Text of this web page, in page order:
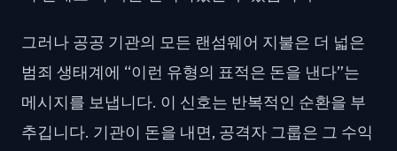
그러나 공공 기관의 모든 랜섬웨어 지불은 더 넓은
범죄 생태계에 “이런 유형의 표적은 돈을 낸다”는
메시지를 보냅니다. 이 신호는 반복적인 순환을 부
추깁니다. 기관이 돈을 내면, 공격자 그룹은 그 수익